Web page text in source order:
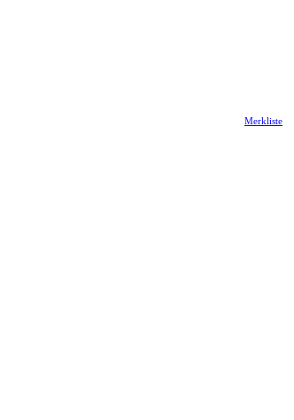
Merkliste